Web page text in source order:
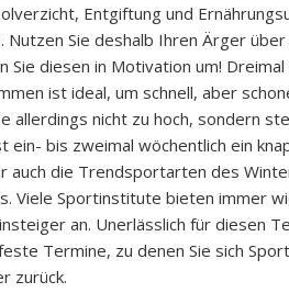
Entgiftung und
Nutzen Sie deshalb Ihren Ärger
Sie diesen in Motivation um!
ist ideal, um schnell, aber
allerdings nicht zu hoch, sondern
ein- bis zweimal wöchentlich ein
auch die Trendsportarten des
Viele Sportinstitute bieten immer
an. Unerlässlich für diesen
Termine, zu denen Sie sich
zurück.